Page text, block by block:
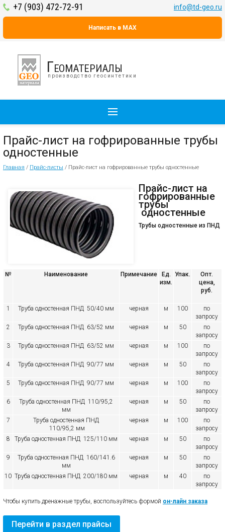
+7 (903) 472-72-91 info@td-geo.ru
Написать в MAX
Геоматериалы
производство геосинтетики
Прайс-лист на гофрированные трубы
одностенные
Главная / Прайс-листы / Прайс-лист на гофрированные трубы одностенные
Прайс-лист на
гофрированные
трубы
одностенные
Трубы одностенные из ПНД
№ Наименование Примечание
Ед.
изм.
Упак.
Опт.
цена,
руб.
1 Труба одностенная ПНД 50/40 мм черная м 100
по
запросу
2
Труба одностенная ПНД 63/52 мм черная м 50
по
запросу
3
Труба одностенная ПНД 63/52 мм черная м 100
по
запросу
4
Труба одностенная ПНД 90/77 мм черная м 50
по
запросу
5
Труба одностенная ПНД 90/77 мм черная м 100
по
запросу
6
Труба одностенная ПНД 110/95,2
мм
черная м 50
по
запросу
7
Труба одностенная ПНД
110/95,2 мм
черная м 100
по
запросу
8
Труба одностенная ПНД 125/110 мм черная м 50
по
запросу
9
Труба одностенная ПНД 160/141.6
мм
черная м 50
по
запросу
10 Труба одностенная ПНД 200/180 мм черная м 40
по
запросу
Чтобы купить дренажные трубы, воспользуйтесь формой он-лайн заказа
Перейти в раздел прайсы